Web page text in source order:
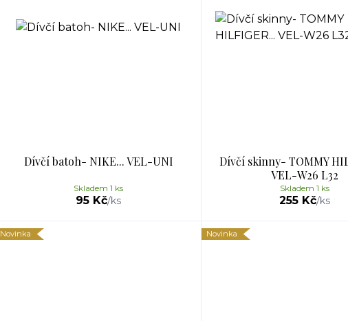
Dívčí batoh- NIKE... VEL-UNI
95 Kč/ks
Skladem 1 ks
Dívčí skinny- TOMMY
VEL-W26 L32
255 Kč/ks
Skladem 1 ks
Novinka Novinka